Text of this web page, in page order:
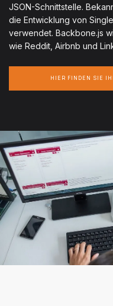
JSON-Schnittstelle.
die Entwicklung von
verwendet. Backbone.js
wie Reddit, Airbnb und
HIER FINDEN SIE